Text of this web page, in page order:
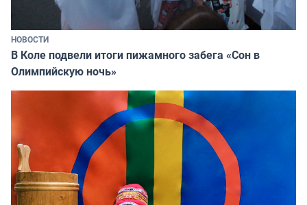
НОВОСТИ
В Коле подвели итоги пижамного забега «Сон в
Олимпийскую ночь»